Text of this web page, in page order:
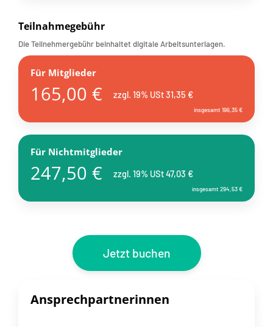
Teilnahmegebühr
Die Teilnehmergebühr beinhaltet digitale Arbeitsunterlagen.
Für Mitglieder
165,00 € zzgl. 19% USt 31,35 €
insgesamt 196,35 €
Für Nichtmitglieder
247,50 € zzgl. 19% USt 47,03 €
insgesamt 294,53 €
Jetzt buchen
Ansprechpartnerinnen